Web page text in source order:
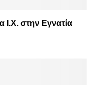
Ι.Χ. στην Εγνατία